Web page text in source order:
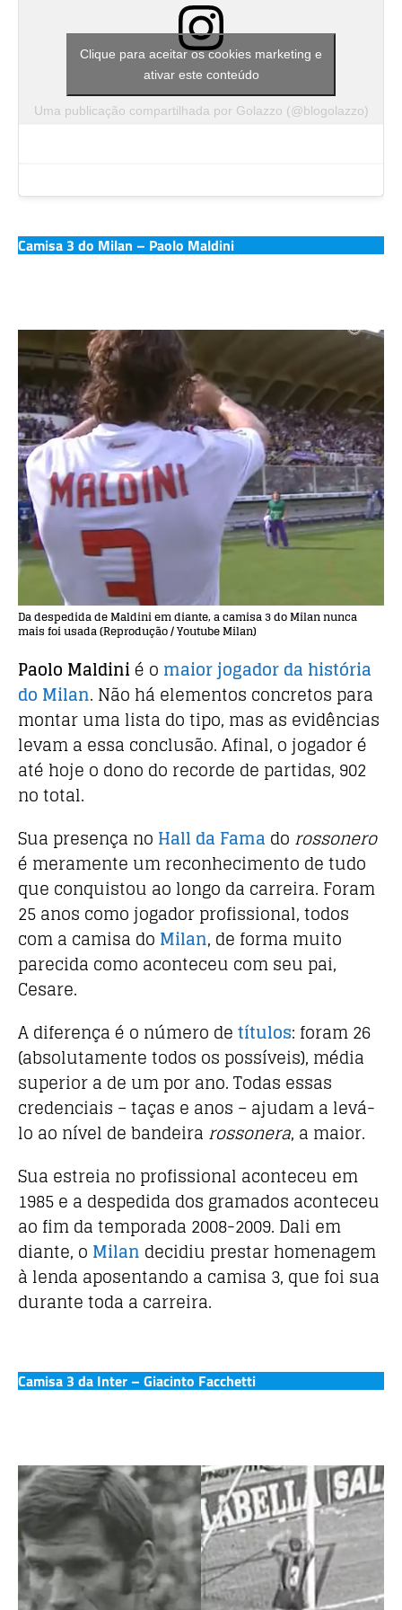
Uma publicação compartilhada por Golazzo (@blogolazzo)
Clique para aceitar os cookies marketing e
ativar este conteúdo
Camisa 3 do Milan – Paolo Maldini
Da despedida de Maldini em diante, a camisa 3 do Milan nunca
mais foi usada (Reprodução / Youtube Milan)
Paolo Maldini é o maior jogador da história
do Milan. Não há elementos concretos para
montar uma lista do tipo, mas as evidências
levam a essa conclusão. Afinal, o jogador é
até hoje o dono do recorde de partidas, 902
no total.
Sua presença no Hall da Fama do rossonero
é meramente um reconhecimento de tudo
que conquistou ao longo da carreira. Foram
25 anos como jogador profissional, todos
com a camisa do Milan, de forma muito
parecida como aconteceu com seu pai,
Cesare.
A diferença é o número detítulos: foram 26
(absolutamente todos os possíveis), média
superior a de um por ano. Todas essas
credenciais – taças e anos – ajudam a levá-
lo ao nível de bandeira rossonera, a maior.
Sua estreia no profissional aconteceu em
1985 e a despedida dos gramados aconteceu
ao fim da temporada 2008-2009. Dali em
diante, o Milan decidiu prestar homenagem
à lenda aposentando a camisa 3, que foi sua
durante toda a carreira.
Camisa 3 da Inter – Giacinto Facchetti